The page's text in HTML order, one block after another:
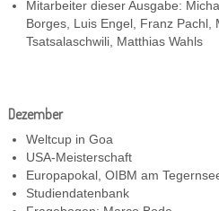
Mitarbeiter dieser Ausgabe:
Borges, Luis Engel, Franz Pachl,
Tsatsalaschwili, Matthias Wahls
Dezember
Weltcup in Goa
USA-Meisterschaft
Europapokal, OIBM am
Studiendatenbank